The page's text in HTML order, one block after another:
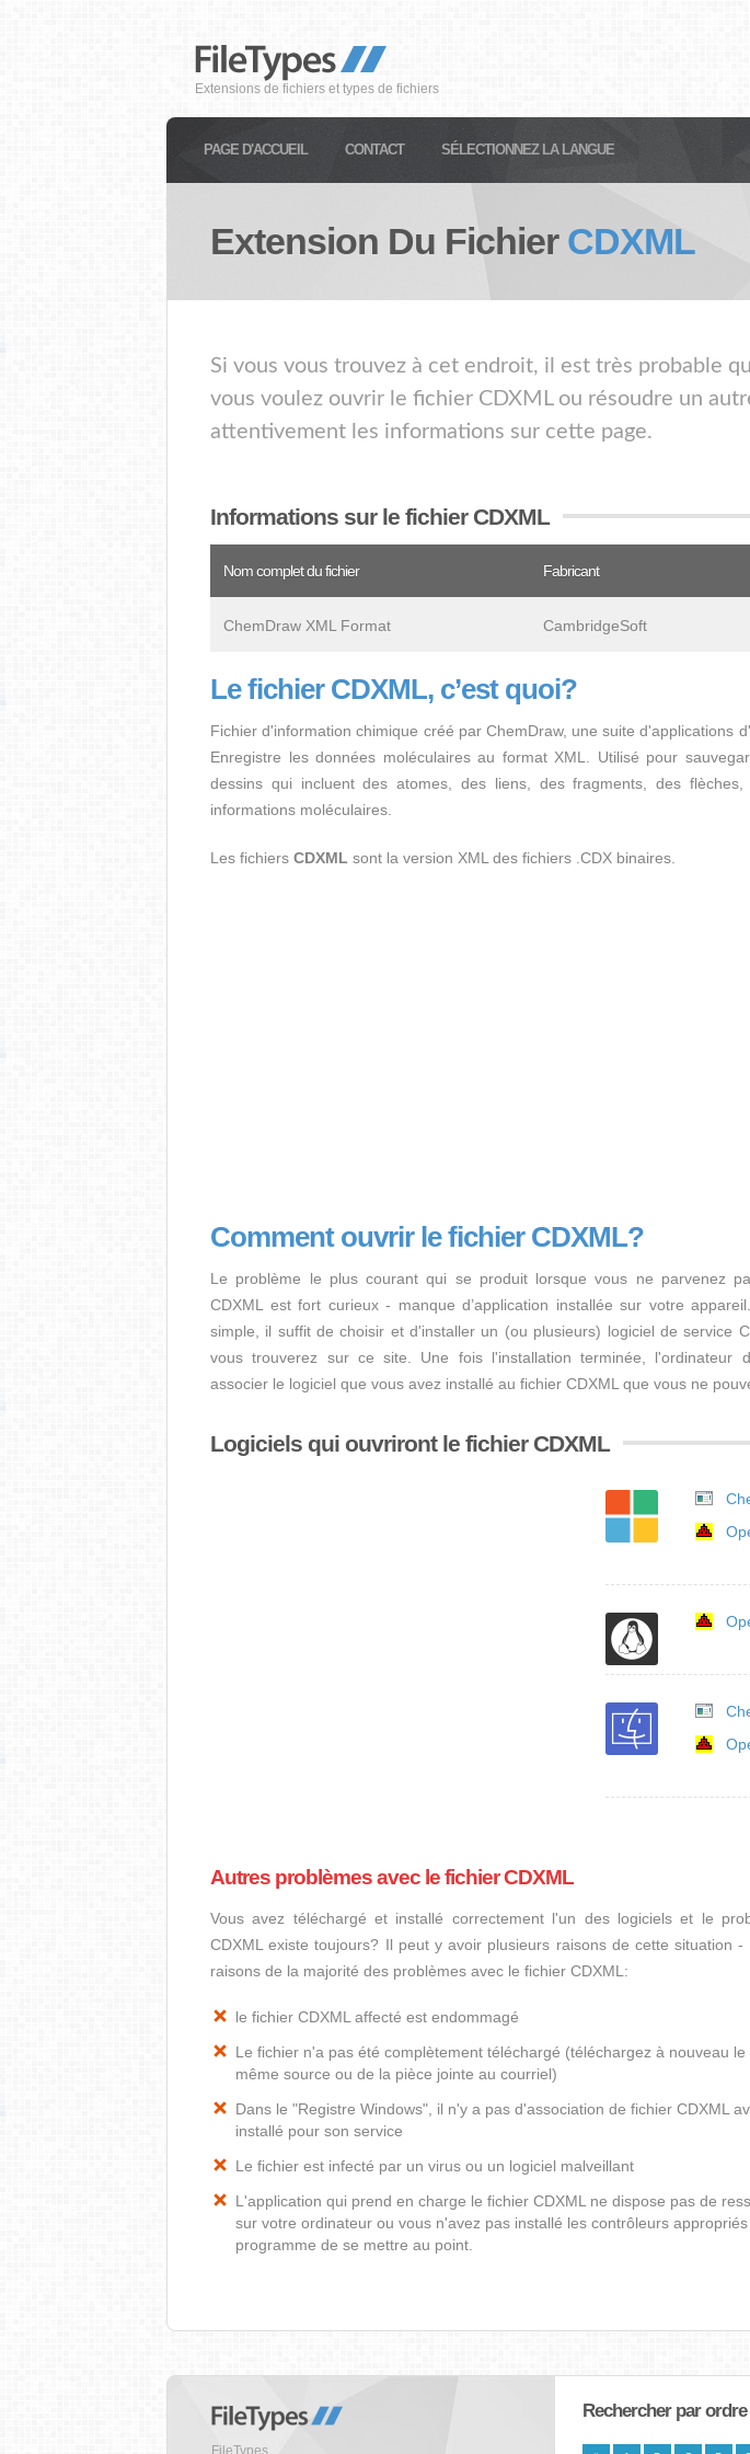
Extensions de fichiers et types de fichiers
PAGE D'ACCUEIL CONTACT SÉLECTIONNEZ LA LANGUE
Extension Du Fichier CDXML
Si vous vous trouvez à cet endroit, il est très probable
vous voulez ouvrir le fichier CDXML ou résoudre un
attentivement les informations sur cette page.
Informations sur le fichier CDXML
Nom complet du fichier Fabricant
ChemDraw XML Format CambridgeSoft
Le fichier CDXML, c’est quoi?
Fichier d'information chimique créé par ChemDraw, une suite d'applications
Enregistre les données moléculaires au format XML. Utilisé pour
dessins qui incluent des atomes, des liens, des fragments, des
informations moléculaires.
Les fichiers CDXML sont la version XML des fichiers .CDX binaires.
Comment ouvrir le fichier CDXML?
Le problème le plus courant qui se produit lorsque vous ne parvenez
CDXML est fort curieux - manque d’application installée sur votre
simple, il suffit de choisir et d'installer un (ou plusieurs) logiciel de service
vous trouverez sur ce site. Une fois l'installation terminée, l'ordinateur
associer le logiciel que vous avez installé au fichier CDXML que vous ne
Logiciels qui ouvriront le fichier CDXML
Autres problèmes avec le fichier CDXML
Vous avez téléchargé et installé correctement l'un des logiciels et le
CDXML existe toujours? Il peut y avoir plusieurs raisons de cette situation
raisons de la majorité des problèmes avec le fichier CDXML:
le fichier CDXML affecté est endommagé
Le fichier n'a pas été complètement téléchargé (téléchargez à nouveau
même source ou de la pièce jointe au courriel)
Dans le "Registre Windows", il n'y a pas d'association de fichier CDXML
installé pour son service
Le fichier est infecté par un virus ou un logiciel malveillant
L'application qui prend en charge le fichier CDXML ne dispose pas de
sur votre ordinateur ou vous n'avez pas installé les contrôleurs
programme de se mettre au point.
FileTypes
Rechercher par